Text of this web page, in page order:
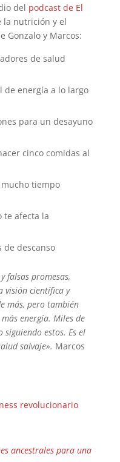
del podcast de El
la nutrición y el
Gonzalo y Marcos:
de salud
de energía a lo largo
para un desayuno
cinco comidas al
tiempo
te afecta la
de descanso
falsas promesas,
visión científica y
más, pero también
energía. Miles de
estos. Es el
salvaje». Marcos
revolucionario
ancestrales para una